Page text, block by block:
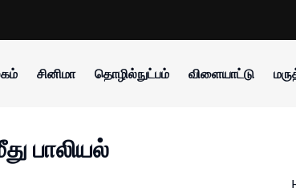
சினிமா தொழில்நுட்பம் விளையாட்டு
பாலியல்